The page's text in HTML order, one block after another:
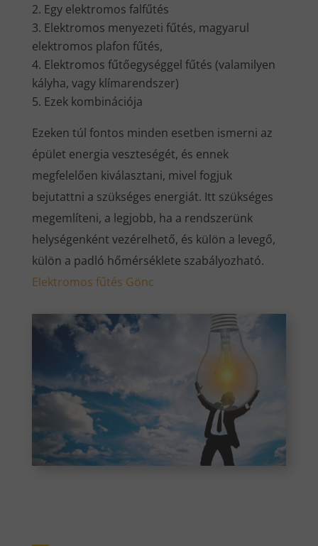
Egy elektromos falfűtés
Elektromos menyezeti fűtés, magyarul
elektromos plafon fűtés,
Elektromos fűtőegységgel fűtés (valamilyen
kályha, vagy klímarendszer)
Ezek kombinációja
Ezeken túl fontos minden esetben ismerni az
épület energia veszteségét, és ennek
megfelelően kiválasztani, mivel fogjuk
bejutattni a szükséges energiát. Itt szükséges
megemlíteni, a legjobb, ha a rendszerünk
helységenként vezérelhető, és külön a levegő,
külön a padló hőmérséklete szabályozható.
Elektromos fűtés Gönc